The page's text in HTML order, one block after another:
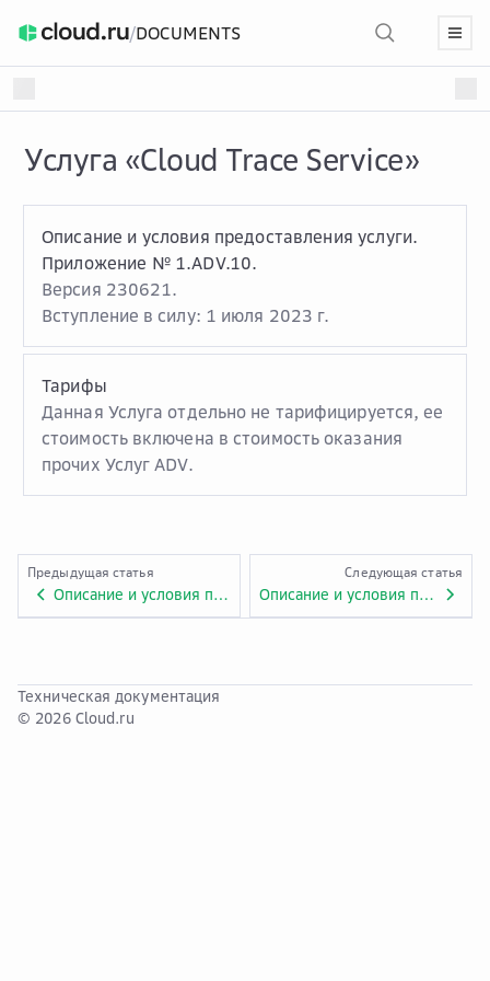
/DOCUMENTS
Услуга «Cloud Trace Service»
Описание и условия предоставления услуги.
Приложение № 1.ADV.10.
Версия 230621.
Вступление в силу: 1 июля 2023 г.
Тарифы
Данная Услуга отдельно не тарифицируется, ее
стоимость включена в стоимость оказания
прочих Услуг ADV.
Предыдущая статья
Описание и условия предоставления услуги «Cloud Search Service». Приложение № 1.ADV.9.
Следующая статья
Описание и условия предоставления услуги «Cloud Trace Service». Приложение № 1.ADV.10.
Техническая документация
© 2026 Cloud.ru